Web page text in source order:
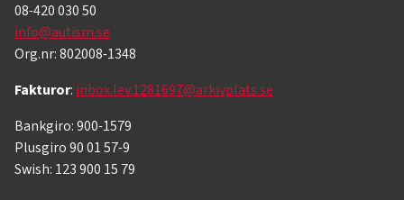
08-420 030 50
info@autism.se
Org.nr: 802008-1348
Fakturor: inbox.lev.1281697@arkivplats.se
Bankgiro: 900-1579
Plusgiro 90 01 57-9
Swish: 123 900 15 79